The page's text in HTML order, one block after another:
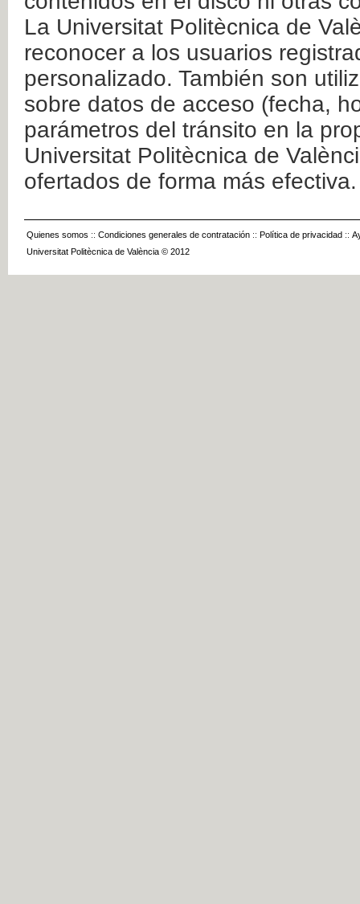
La Universitat Politècnica de
reconocer a los usuarios
personalizado. También son
sobre datos de acceso (fecha,
parámetros del tránsito en la
Universitat Politècnica de
ofertados de forma más efectiva.
Quienes somos :: Condiciones generales de contratación :: Política de privacidad ::
Universitat Politècnica de València © 2012